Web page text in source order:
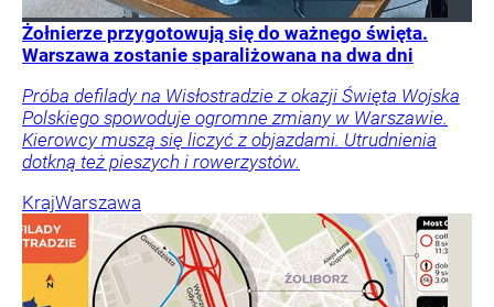
Żołnierze przygotowują się do ważnego święta.
Warszawa zostanie sparaliżowana na dwa dni
Próba defilady na Wisłostradzie z okazji Święta Wojska
Polskiego spowoduje ogromne zmiany w Warszawie.
Kierowcy muszą się liczyć z objazdami. Utrudnienia
dotkną też pieszych i rowerzystów.
KrajWarszawa